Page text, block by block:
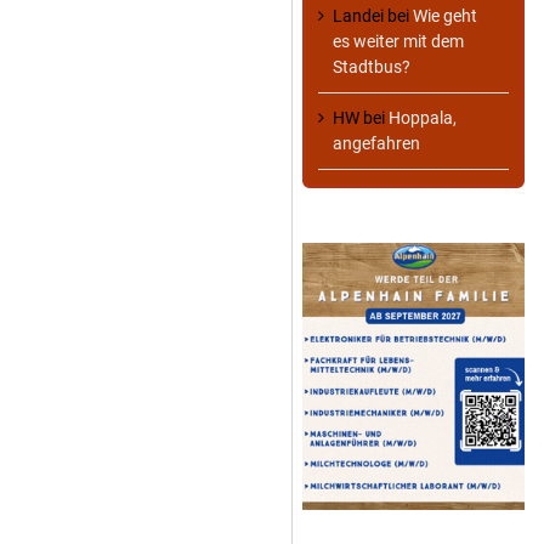
Landei beiWie geht
es weiter mit dem
Stadtbus?
HW bei Hoppala,
angefahren